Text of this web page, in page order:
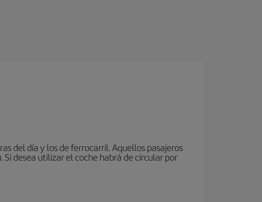
del día y los de ferrocarril. Aquellos pasajeros
desea utilizar el coche habrá de circular por